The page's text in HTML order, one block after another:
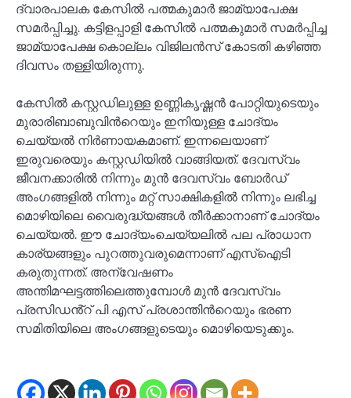
ദ്വാരപാലക കേസിൽ പത്മകുമാർ ജാമ്യാപേക്ഷ
സമർപ്പിച്ചു. കട്ടിളപ്പാളി കേസിൽ പത്മകുമാർ സമർപ്പിച്ച
ജാമ്യാപേക്ഷ കൊല്ലം വിജിലൻസ് കോടതി കഴിഞ്ഞ
ദിവസം തള്ളിയിരുന്നു.
കേസില്‍ കസ്റ്റഡിലുള്ള ഉണ്ണികൃഷ്ണൻ പോറ്റിയുടെയും
മുരാരിബാബുവിന്‍റെയും ഇനിയുള്ള ചോദ്യം
ചെയ്യൽ നിർണായകമാണ്. ഇന്നലെയാണ്
ഇരുവരെയും കസ്റ്റഡിയിൽ വാങ്ങിയത്. ദേവസ്വം
ജീവനക്കാരിൽ നിന്നും മുൻ ദേവസ്വം ബോർഡ്
അംഗങ്ങളിൽ നിന്നും മറ്റ് സാക്ഷികളിൽ നിന്നും ലഭിച്ച
മൊഴിയിലെ വൈരുദ്ധ്യങ്ങള്‍ തീർക്കാനാണ് ചോദ്യം
ചെയ്യൽ. ഈ ചോദ്യംചെയ്യലിൽ പല പ്രാധാന
കാര്യങ്ങളും പുറത്തുവരുമെന്നാണ് എസ്ഐടി
കരുതുന്നത്. അന്വേഷണം
അന്തിമഘട്ടത്തിലെത്തുമ്പോള്‍ മുൻ ദേവസ്വം
പ്രസിഡൻ്റ് പി എസ് പ്രശാന്തിന്‍റെയും ഭരണ
സമിതിയിലെ അംഗങ്ങളുടെയും മൊഴിയെടുക്കും.